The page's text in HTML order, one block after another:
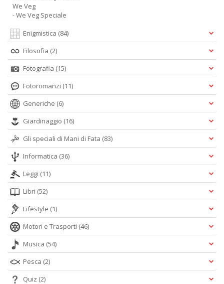
We Veg
- We Veg Speciale
Enigmistica (84)
Filosofia (2)
Fotografia (15)
Fotoromanzi (11)
Generiche (6)
Giardinaggio (16)
Gli speciali di Mani di Fata (83)
Informatica (36)
Leggi (11)
Libri (52)
Lifestyle (1)
Motori e Trasporti (46)
Musica (54)
Pesca (2)
Quiz (2)